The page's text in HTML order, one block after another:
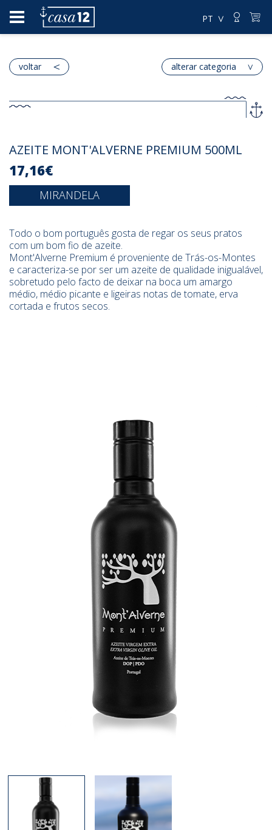
PT
voltar alterar categoria
AZEITE MONT'ALVERNE PREMIUM 500ML
17,16€
MIRANDELA
Todo o bom português gosta de regar os seus pratos
com um bom fio de azeite.
Mont'Alverne Premium é proveniente de Trás-os-Montes
e caracteriza-se por ser um azeite de qualidade inigualável,
sobretudo pelo facto de deixar na boca um amargo
médio, médio picante e ligeiras notas de tomate, erva
cortada e frutos secos.